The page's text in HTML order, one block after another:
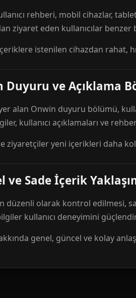
rehberi, mobil cihazlar,
ziyaret eden kullanıcılar
istenilen cihazdan rahat,
Duyuru ve Açıklama
alan Onwin duyuru bölümü,
kullanıcı açıklamaları ve
ziyaretçiler yeni içerikleri daha
ve Sade İçerik
düzenli olarak kontrol edilmesi,
kullanıcı deneyimini
genel, güncel ve kolay